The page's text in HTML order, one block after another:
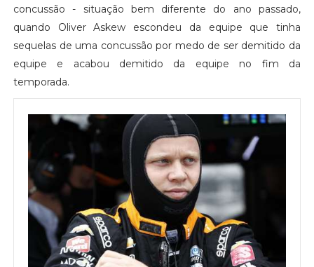
concussão - situação bem diferente do ano passado,
quando Oliver Askew escondeu da equipe que tinha
sequelas de uma concussão por medo de ser demitido da
equipe e acabou demitido da equipe no fim da
temporada.